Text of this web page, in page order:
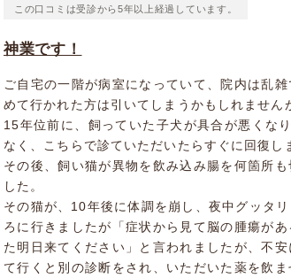
この口コミは受診から5年以上経過しています。
神業です！
ご自宅の一階が病室になっていて、院内は乱
めて行かれた方は引いてしまうかもしれません
15年位前に、飼っていた子犬が具合が悪くな
なく、こちらで診ていただいたらすぐに回復し
その後、飼い猫が異物を飲み込み腸を何箇所
した。
その猫が、10年後に体調を崩し、夜中グッタ
ろに行きましたが「症状から見て脳の腫瘍が
た明日来てください」と言われましたが、不
て行くと別の診断をされ、いただいた薬を飲